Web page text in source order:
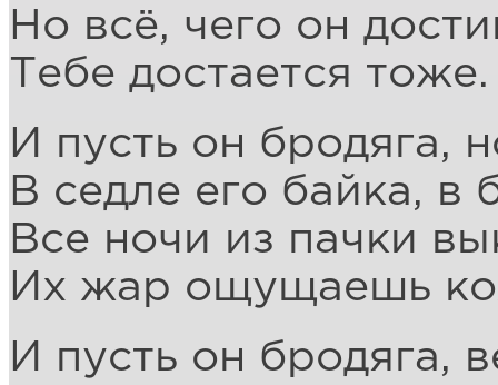
Но всё, чего он
Тебе достается тоже.
И пусть он бродяга,
В седле его байка, в
Все ночи из пачки
Их жар ощущаешь
И пусть он бродяга,